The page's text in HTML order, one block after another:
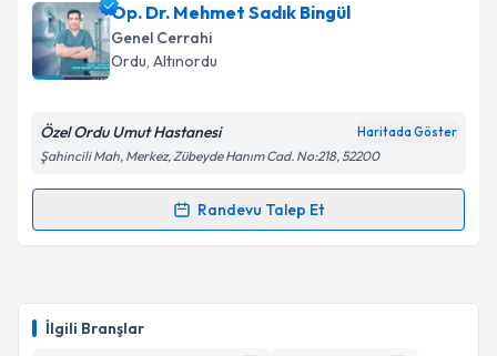
İlgili Branşlar
Op. Dr. Mehmet Sadık Bingül
Genel Cerrahi
Ordu, Altınordu
Özel Ordu Umut Hastanesi Haritada Göster
Şahincili Mah, Merkez, Zübeyde Hanım Cad. No:218, 52200
Randevu Talep Et
Randevu Takvimi Talebi
için bir takvim hazırlandığında e-posta ile